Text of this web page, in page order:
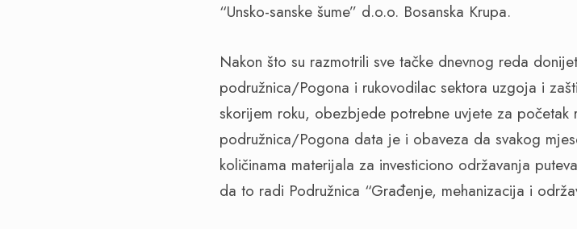
“Unsko-sanske šume” d.o.o. Bosanska Krupa.
Nakon što su razmotrili sve tačke dnevnog reda
podružnica/Pogona i rukovodilac sektora uzgoja i
skorijem roku, obezbjede potrebne uvjete za početak
podružnica/Pogona data je i obaveza da svakog
količinama materijala za investiciono održavanja
da to radi Podružnica “Građenje, mehanizacija i